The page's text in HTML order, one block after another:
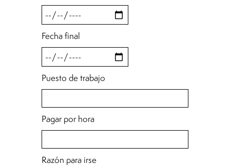
Fecha final
Puesto de trabajo
Pagar por hora
Razón para irse